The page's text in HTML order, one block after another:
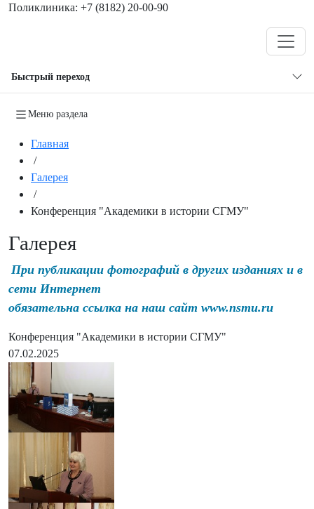
Поликлиника: +7 (8182) 20-00-90
Быстрый переход
Меню раздела
Главная
/
Галерея
/
Конференция "Академики в истории СГМУ"
Галерея
При публикации фотографий в других изданиях и в
сети Интернет
обязательна ссылка на наш сайт www.nsmu.ru
Конференция "Академики в истории СГМУ"
07.02.2025